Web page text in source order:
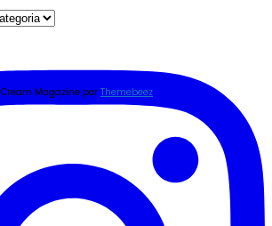
Cream Magazine por Themebeez